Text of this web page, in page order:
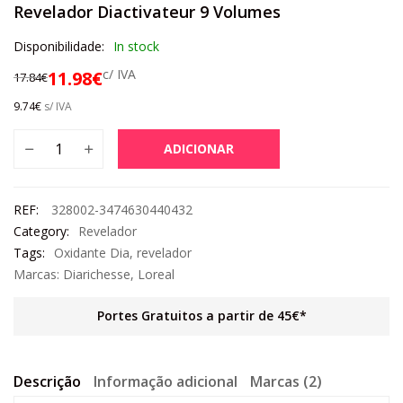
Revelador Diactivateur 9 Volumes
Disponibilidade: In stock
17.84€11.98€c/ IVA
9.74€ s/ IVA
ADICIONAR
REF:
328002-3474630440432
Category:
Revelador
Tags:
Oxidante Dia, revelador
Marcas: Diarichesse, Loreal
Portes Gratuitos a partir de 45€*
Descrição Informação adicional Marcas (2)